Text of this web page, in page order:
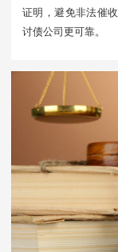
证明，避免非法催
讨债公司更可靠。​